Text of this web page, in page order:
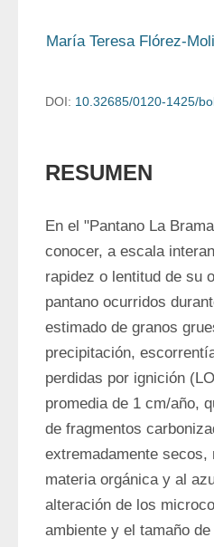
María Teresa Flórez-
DOI: 10.32685/0120-1425/
RESUMEN
En el "Pantano La
conocer, a escala
rapidez o lentitud de su
pantano ocurridos
estimado de granos
precipitación,
perdidas por ignición
promedia de 1 cm/año,
de fragmentos
extremadamente
materia orgánica y al
alteración de los
ambiente y el tamaño